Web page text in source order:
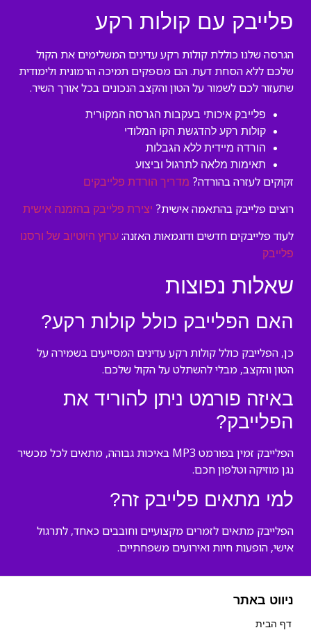
פלייבק עם קולות רקע
הגרסה שלנו כוללת קולות רקע עדינים המשלימים את הקול
שלכם ללא הסחת דעת. הם מספקים תמיכה הרמונית ולימודית
שתעזור לכם לשמור על הטון והקצב הנכונים בכל אורך השיר.
פלייבק איכותי בעקבות הגרסה המקורית
קולות רקע להדגשת הקו המלודי
הורדה מיידית ללא הגבלות
תאימות מלאה לתרגול וביצוע
זקוקים לעזרה בהורדה? מדריך הורדת פלייבקים
רוצים פלייבק בהתאמה אישית? יצירת פלייבק בהזמנה אישית
לעוד פלייבקים חדשים ודוגמאות האזנה: ערוץ היוטיוב של ורסנו
פלייבק
שאלות נפוצות
האם הפלייבק כולל קולות רקע?
כן, הפלייבק כולל קולות רקע עדינים המסייעים בשמירה על
הטון והקצב, מבלי להשתלט על הקול שלכם.
באיזה פורמט ניתן להוריד את
הפלייבק?
הפלייבק זמין בפורמט MP3 באיכות גבוהה, מתאים לכל מכשיר
נגן מוזיקה וטלפון חכם.
למי מתאים פלייבק זה?
הפלייבק מתאים לזמרים מקצועיים וחובבים כאחד, לתרגול
אישי, הופעות חיות ואירועים משפחתיים.
ניווט באתר
דף הבית